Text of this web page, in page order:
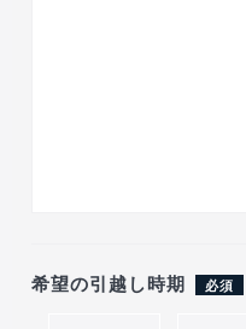
希望の引越し時期 必須